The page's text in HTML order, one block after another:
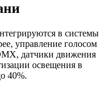
в системы
управление голосом
датчики движения
освещения в
40%.